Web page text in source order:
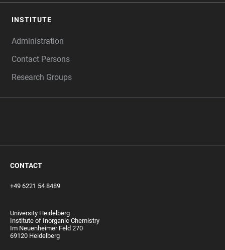
INSTITUTE
Administration
Contact Persons
Research Groups
CONTACT
+49 6221 54 8489
University Heidelberg
Institute of Inorganic Chemistry
Im Neuenheimer Feld 270
69120 Heidelberg